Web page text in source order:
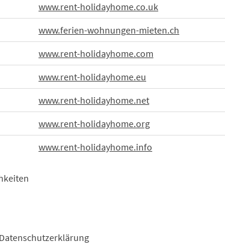
www.rent-holidayhome.co.uk
www.ferien-wohnungen-mieten.ch
www.rent-holidayhome.com
www.rent-holidayhome.eu
www.rent-holidayhome.net
www.rent-holidayhome.org
www.rent-holidayhome.info